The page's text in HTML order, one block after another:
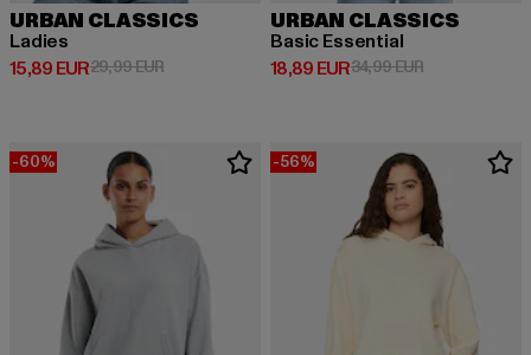
URBAN CLASSICS
Ladies
15,89 EUR
Derzeitiger Preis: 15,89 EUR
29,99 EURAktionspreis: 29,99 EUR
URBAN CLASSICS
Basic Essential
18,89 EUR
Derzeitiger Preis: 18,89 EUR
34,99 EURAktionspreis:
-60% -56%